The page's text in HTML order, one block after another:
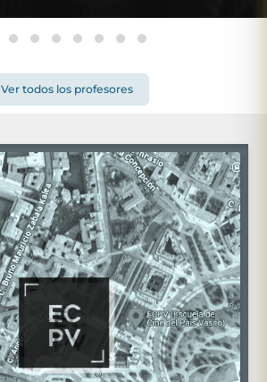
Ver todos los profesores